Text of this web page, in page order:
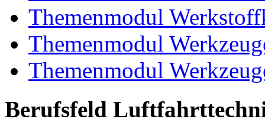
Themenmodul
Themenmodul
Themenmodul
Berufsfeld